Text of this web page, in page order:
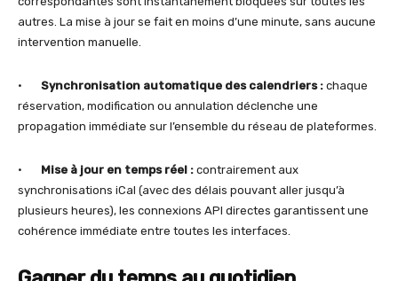
autres. La mise à jour se fait en moins d’une minute, sans aucune
intervention manuelle.
• Synchronisation automatique des calendriers : chaque
réservation, modification ou annulation déclenche une
propagation immédiate sur l’ensemble du réseau de plateformes.
• Mise à jour en temps réel : contrairement aux
synchronisations iCal (avec des délais pouvant aller jusqu’à
plusieurs heures), les connexions API directes garantissent une
cohérence immédiate entre toutes les interfaces.